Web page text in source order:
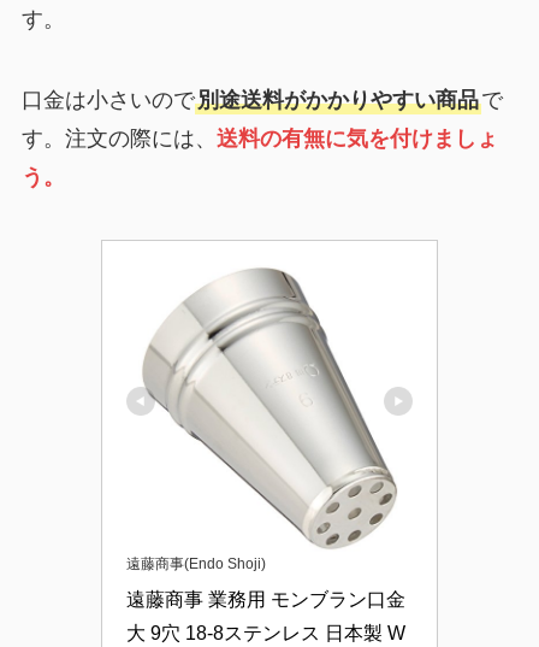
す。
口金は小さいので別途送料がかかりやすい商品で
す。注文の際には、 送料の有無に気を付けましょ
う。
遠藤商事(Endo Shoji)
遠藤商事 業務用 モンブラン口金
大 9穴 18-8ステンレス 日本製 W